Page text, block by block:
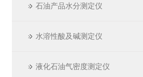
石油产品水分测定仪
水溶性酸及碱测定仪
液化石油气密度测定仪